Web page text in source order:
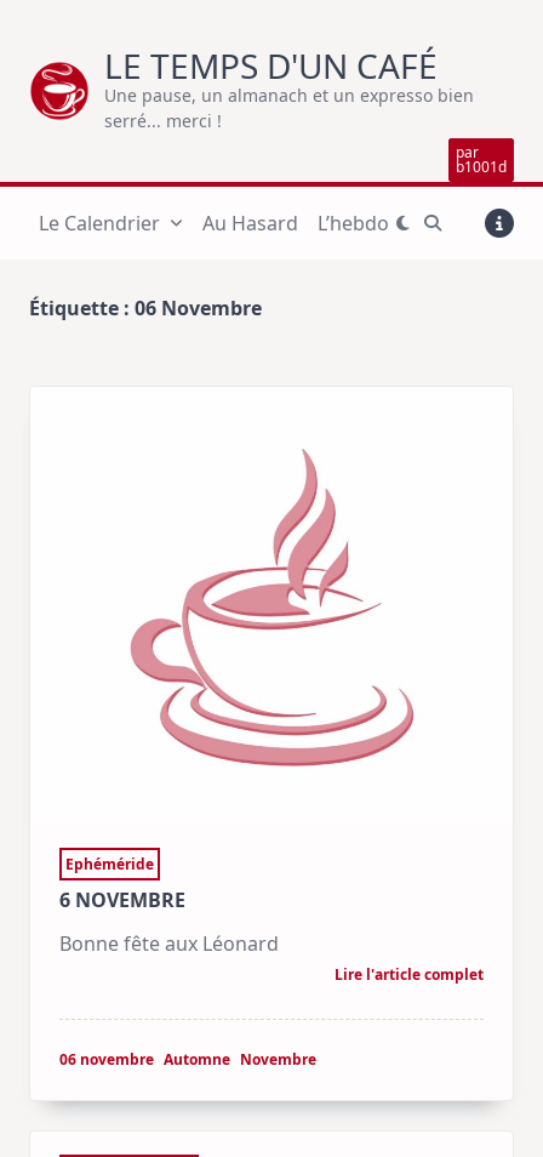
content
LE TEMPS D'UN CAFÉ
Une pause, un almanach et un expresso bien
serré... merci !
par
b1001d
Le Calendrier Au Hasard L’hebdo
Étiquette : 06 Novembre
Ephéméride
6 NOVEMBRE
Bonne fête aux Léonard
Lire l'article complet
06 novembre Automne Novembre